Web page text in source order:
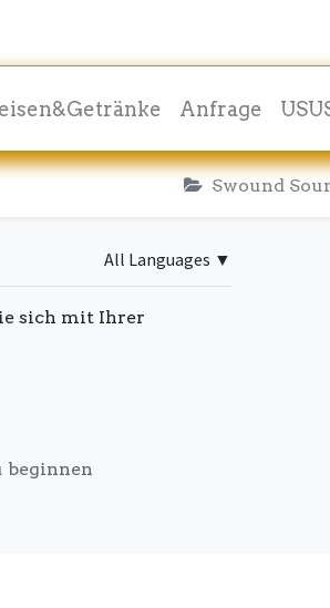
Anfrage
Swound
All Languages ▼
sich mit Ihrer
beginnen